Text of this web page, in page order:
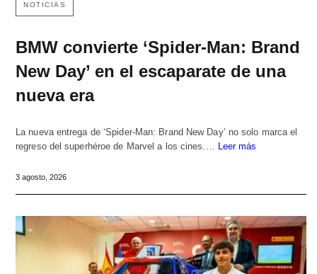
NOTICIAS
BMW convierte ‘Spider-Man: Brand
New Day’ en el escaparate de una
nueva era
La nueva entrega de ‘Spider-Man: Brand New Day’ no solo marca el
regreso del superhéroe de Marvel a los cines.… Leer más
3 agosto, 2026